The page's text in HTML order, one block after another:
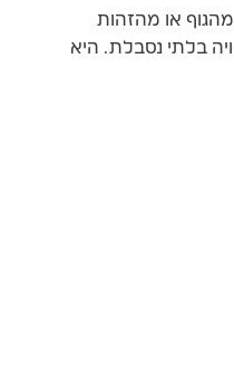
או מהזהות
בלתי נסבלת. היא
עוצמתית מדי.